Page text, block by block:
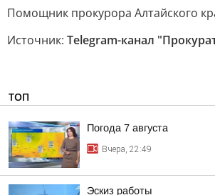
Помощник прокурора Алтайского
Источник: Telegram-канал
ТОП
Погода 7 августа
Вчера, 22:49
Эскиз работы